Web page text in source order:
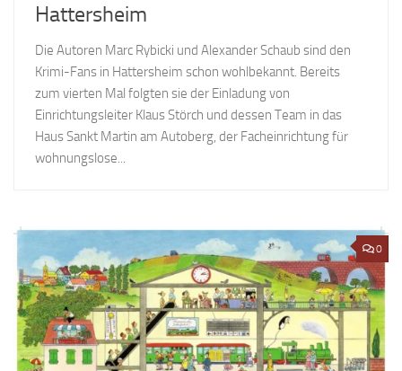
Hattersheim
Die Autoren Marc Rybicki und Alexander Schaub sind den
Krimi-Fans in Hattersheim schon wohlbekannt. Bereits
zum vierten Mal folgten sie der Einladung von
Einrichtungsleiter Klaus Störch und dessen Team in das
Haus Sankt Martin am Autoberg, der Facheinrichtung für
wohnungslose...
0